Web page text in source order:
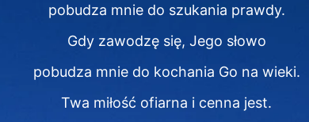
pobudza mnie do szukania prawdy.
Gdy zawodzę się, Jego słowo
pobudza mnie do kochania Go na wieki.
Twa miłość ofiarna i cenna jest.